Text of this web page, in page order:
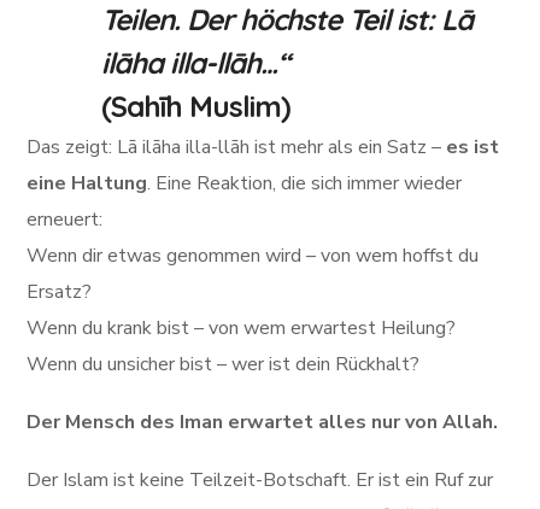
Teilen. Der höchste Teil ist: Lā
ilāha illa-llāh…“
(Sahīh Muslim)
Das zeigt: Lā ilāha illa-llāh ist mehr als ein Satz – es ist
eine Haltung. Eine Reaktion, die sich immer wieder
erneuert:
Wenn dir etwas genommen wird – von wem hoffst du
Ersatz?
Wenn du krank bist – von wem erwartest Heilung?
Wenn du unsicher bist – wer ist dein Rückhalt?
Der Mensch des Iman erwartet alles nur von Allah.
Der Islam ist keine Teilzeit-Botschaft. Er ist ein Ruf zur